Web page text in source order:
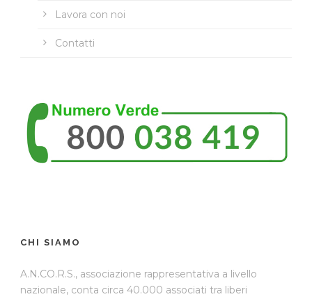
Lavora con noi
Contatti
CHI SIAMO
A.N.CO.R.S., associazione rappresentativa a livello
nazionale, conta circa 40.000 associati tra liberi